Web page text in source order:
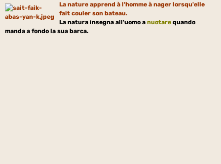
La nature apprend à l'homme à nager lorsqu'elle
fait couler son bateau.
La natura insegna all'uomo a nuotare quando
manda a fondo la sua barca.